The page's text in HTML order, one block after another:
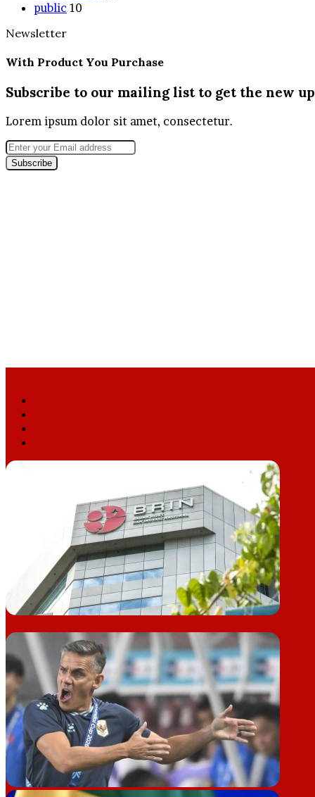
public 10
Newsletter
With Product You Purchase
Subscribe to our mailing list to get the new
Lorem ipsum dolor sit amet, consectetur.
Enter
your
Email